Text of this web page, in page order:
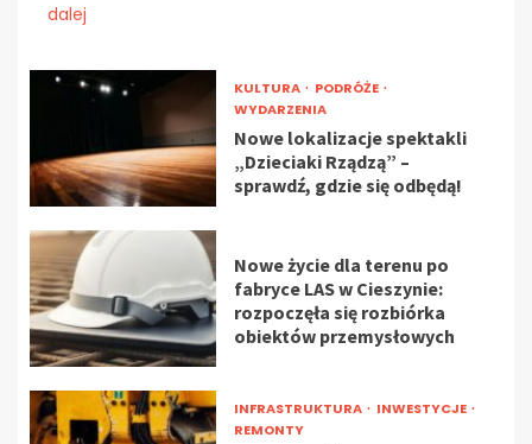
dalej
KULTURA
PODRÓŻE
WYDARZENIA
Nowe lokalizacje spektakli
„Dzieciaki Rządzą” –
sprawdź, gdzie się odbędą!
Nowe życie dla terenu po
fabryce LAS w Cieszynie:
rozpoczęła się rozbiórka
obiektów przemysłowych
INFRASTRUKTURA
INWESTYCJE
REMONTY